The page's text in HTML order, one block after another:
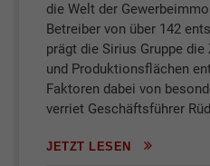
die Welt der
Betreiber von über 142
prägt die Sirius Gruppe
und Produktionsflächen
Faktoren dabei von
verriet Geschäftsführer
JETZT LESEN